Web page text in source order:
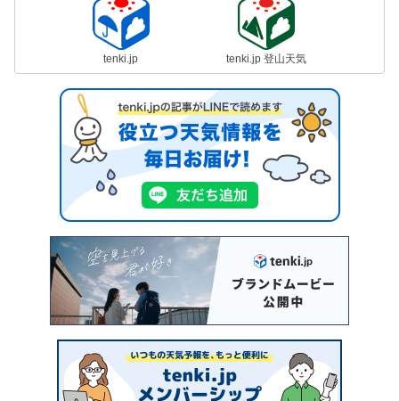
tenki.jp tenki.jp 登山天気